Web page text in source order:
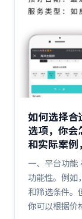
如何选择合
选项，你会
和实际案例
一、平台功能
功能性。例如
和筛选条件。
你可以根据价